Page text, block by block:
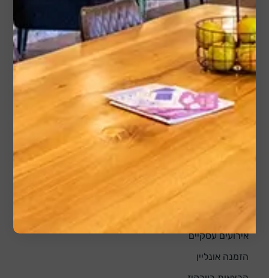
ניווט באתר
אירועים עסקיים
הזמנה אונליין
דואר אלקטרוני:office@workies.co.il
© וורקיז באר שבע